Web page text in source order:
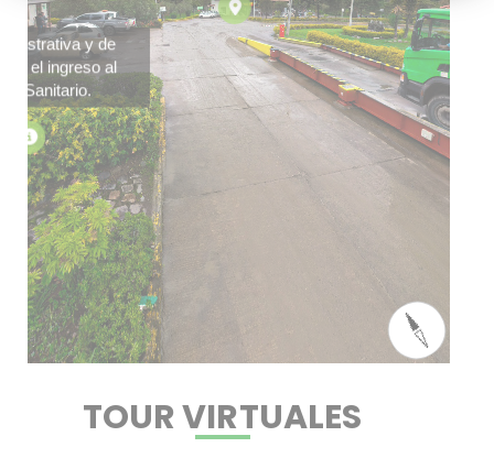
y de
el ingreso al
Sanitario.
TOUR VIRTUALES